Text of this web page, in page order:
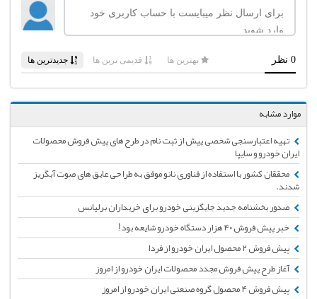
موارد مشابه
تهیه اعتبارسنجی شخصی پیش از ثبت نام در طرح های پیش فروش محصولات
ایران خودرو و سایپا
محققان کشور با استفاده از فناوری نانو موفق به طراحی عایق های صوت آبگریز
شدند.
صدور بخشنامه جدید جایگزینی خودرو برای خریداران برلیانس
خبر پیش فروش ۴۰ هزار دستگاه خودرو شایعه بود!
پیش فروش ۲ محصول ایران خودرو از فردا
آغاز طرح پیش فروش مجدد محصولات ایران خودرو از امروز
پیش فروش ۴ محصول گروه صنعتی ایران خودرو از امروز